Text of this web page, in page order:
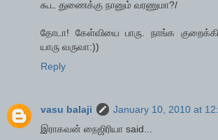
கூட துணைக்கு நானும் வரணுமா?/
தோடா! கேள்வியை பாரு. நாங்க
யாரு வருவா:))
Reply
vasu balaji
January 10, 2010 at
இராகவன் நைஜிரியா said...